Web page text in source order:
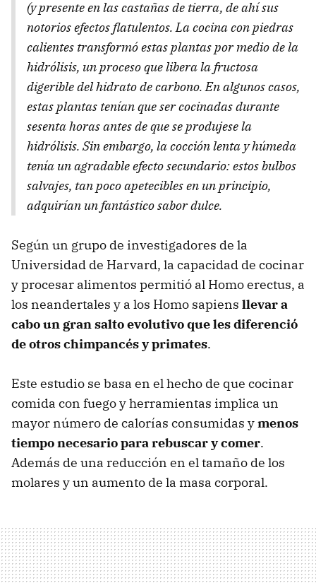
(y presente en las castañas de tierra, de ahí sus
notorios efectos flatulentos. La cocina con piedras
calientes transformó estas plantas por medio de la
hidrólisis, un proceso que libera la fructosa
digerible del hidrato de carbono. En algunos casos,
estas plantas tenían que ser cocinadas durante
sesenta horas antes de que se produjese la
hidrólisis. Sin embargo, la cocción lenta y húmeda
tenía un agradable efecto secundario: estos bulbos
salvajes, tan poco apetecibles en un principio,
adquirían un fantástico sabor dulce.
Según un grupo de investigadores de la
Universidad de Harvard, la capacidad de cocinar
y procesar alimentos permitió al Homo erectus, a
los neandertales y a los Homo sapiens llevar a
cabo un gran salto evolutivo que les diferenció
de otros chimpancés y primates.
Este estudio se basa en el hecho de que cocinar
comida con fuego y herramientas implica un
mayor número de calorías consumidas ymenos
tiempo necesario para rebuscar y comer.
Además de una reducción en el tamaño de los
molares y un aumento de la masa corporal.